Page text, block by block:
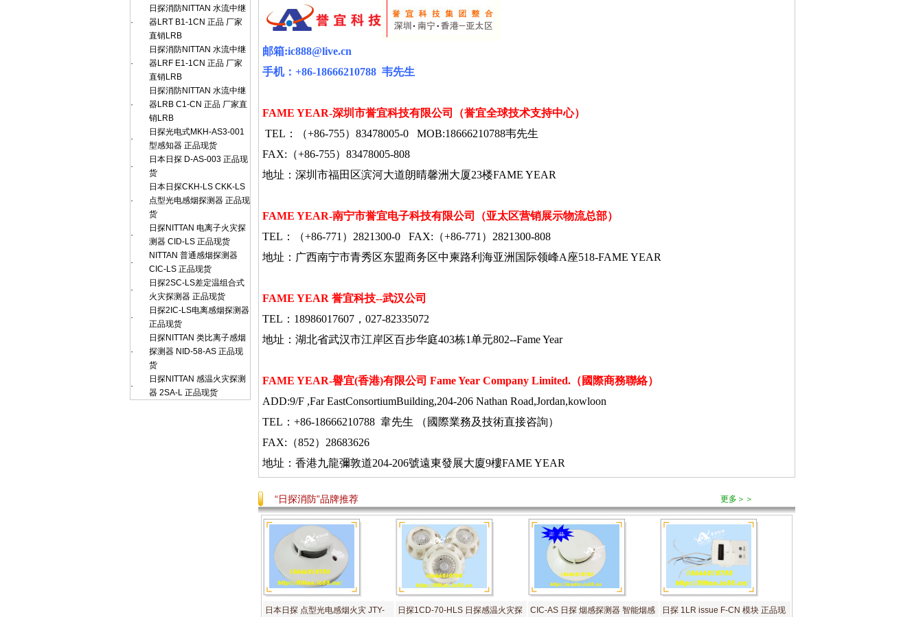
·
日探消防NITTAN 水流中继
器LRT B1-1CN 正品 厂家
直销LRB
·
日探消防NITTAN 水流中继
器LRF E1-1CN 正品 厂家
直销LRB
·
日探消防NITTAN 水流中继
器LRB C1-CN 正品 厂家直
销LRB
·
日探光电式MKH-AS3-001
型感知器 正品现货
·
日本日探 D-AS-003 正品现
货
·
日本日探CKH-LS CKK-LS
点型光电感烟探测器 正品现
货
·
日探NITTAN 电离子火灾探
测器 CID-LS 正品现货
·
NITTAN 普通感烟探测器
CIC-LS 正品现货
·
日探2SC-LS差定温组合式
火灾探测器 正品现货
·
日探2IC-LS电离感烟探测器
正品现货
·
日探NITTAN 类比离子感烟
探测器 NID-58-AS 正品现
货
·
日探NITTAN 感温火灾探测
器 2SA-L 正品现货
邮箱:ic888@live.cn
手机： +86-18666210788 韦先生
FAME YEAR-深圳市誉宜科技有限公司（誉宜全球技术支持中心）
TEL ：（+86-755） 83478005-0 MOB:18666210788韦先生
FAX: （+86-755） 83478005-808
地址：深圳市福田区滨河大道朗晴馨洲大厦23楼FAME YEAR
FAME YEAR-南宁市誉宜电子科技有限公司（亚太区营销展示物流总部）
TEL ：（+86-771 ） 2821300-0 FAX: （+86-771 ） 2821300-808
地址：广西南宁市青秀区东盟商务区中柬路利海亚洲 国际领峰A座518-FAME YEAR
FAME YEAR 誉宜科技--武汉公司
TEL：18986017607，027-82335072
地址：湖北省武汉市江岸区百步华庭403栋1单元802--Fame Year
FAME YEAR-譽宜(香港)有限公司 Fame Year Company Limited. （國際商務聯絡）
ADD:9/F ,Far EastConsortiumBuilding,204-206 Nathan Road,Jordan,kowloon
TEL：+86-18666210788 韋先生 （國際業務及技術直接咨詢）
FAX:（852）28683626
地址：香港九龍彌敦道204-206號遠東發展大廈9樓FAME YEAR
“日探消防”品牌推荐 更多＞＞
日本日探 点型光电感烟火灾 JTY- 日探1CD-70-HLS 日探感温火灾探 CIC-AS 日探 烟感探测器 智能烟感 日探 1LR issue F-CN 模块 正品现